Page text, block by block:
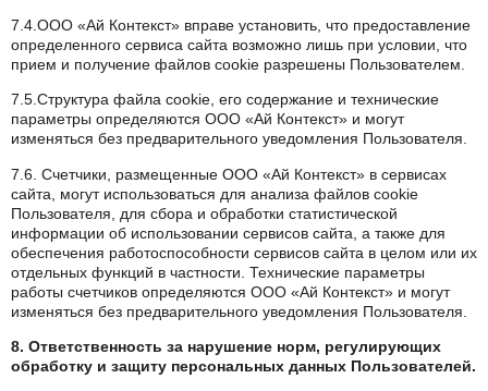
7.4.ООО «Ай Контекст» вправе установить, что предоставление
определенного сервиса сайта возможно лишь при условии, что
прием и получение файлов cookie разрешены Пользователем.
7.5.Структура файла cookie, его содержание и технические
параметры определяются ООО «Ай Контекст» и могут
изменяться без предварительного уведомления Пользователя.
7.6. Счетчики, размещенные ООО «Ай Контекст» в сервисах
сайта, могут использоваться для анализа файлов cookie
Пользователя, для сбора и обработки статистической
информации об использовании сервисов сайта, а также для
обеспечения работоспособности сервисов сайта в целом или их
отдельных функций в частности. Технические параметры
работы счетчиков определяются ООО «Ай Контекст» и могут
изменяться без предварительного уведомления Пользователя.
8. Ответственность за нарушение норм, регулирующих
обработку и защиту персональных данных Пользователей.